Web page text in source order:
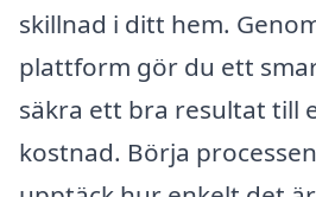
skillnad i ditt hem.
plattform gör du ett
säkra ett bra resultat till
kostnad. Börja